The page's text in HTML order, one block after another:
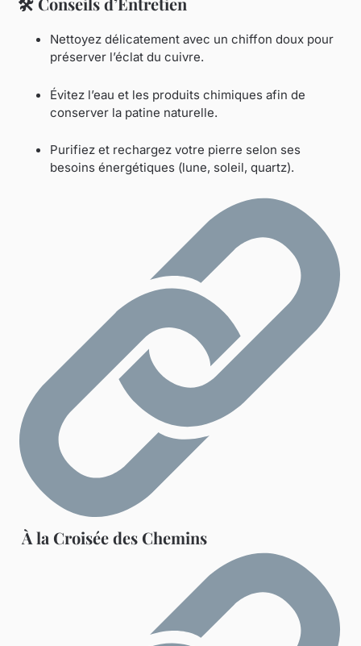
Nettoyez délicatement avec un chiffon doux pour
préserver l’éclat du cuivre.
Évitez l’eau et les produits chimiques afin de
conserver la patine naturelle.
Purifiez et rechargez votre pierre selon ses
besoins énergétiques (lune, soleil, quartz).
À la Croisée des Chemins